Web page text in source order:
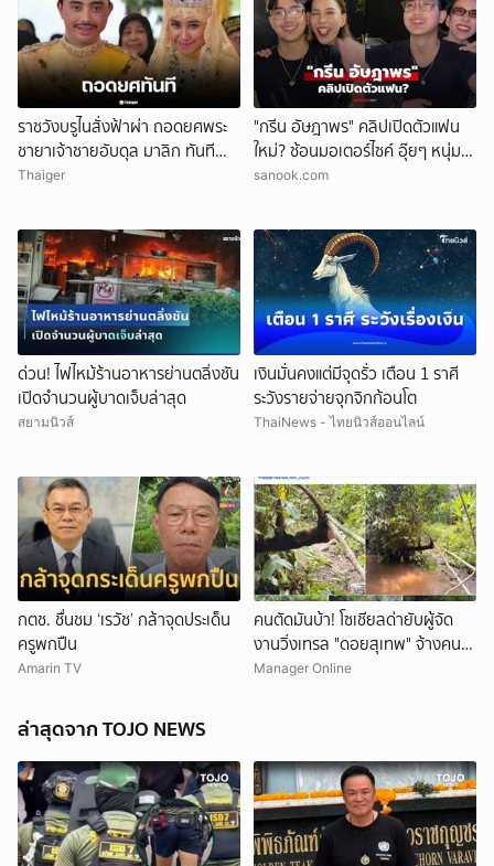
ราชวังบรูไนสั่งฟ้าผ่า ถอดยศพระ
ชายาเจ้าชายอับดุล มาลิก ทันที
อ้างพฤติกรรมกระทบพระเกียรติ
Thaiger
"กรีน อัษฎาพร" คลิปเปิดตัวแฟน
ใหม่? ซ้อนมอเตอร์ไซค์ อุ๊ยๆ หนุ่ม
หน้าคุ้นๆ
sanook.com
ด่วน! ไฟไหม้ร้านอาหารย่านตลิ่งชัน
เปิดจำนวนผู้บาดเจ็บล่าสุด
สยามนิวส์
เงินมั่นคงแต่มีจุดรั่ว เตือน 1 ราศี
ระวังรายจ่ายจุกจิกก้อนโต
ThaiNews - ไทยนิวส์ออนไลน์
กตช. ชื่นชม ‘เรวัช’ กล้าจุดประเด็น
ครูพกปืน
Amarin TV
คนตัดมันบ้า! โซเชียลด่ายับผู้จัด
งานวิ่งเทรล "ดอยสุเทพ" จ้างคน
ตัดต้นไม้ปรับเส้นทางในเขตอุทยา
Manager Online
ล่าสุดจาก TOJO NEWS
ยกเลิก